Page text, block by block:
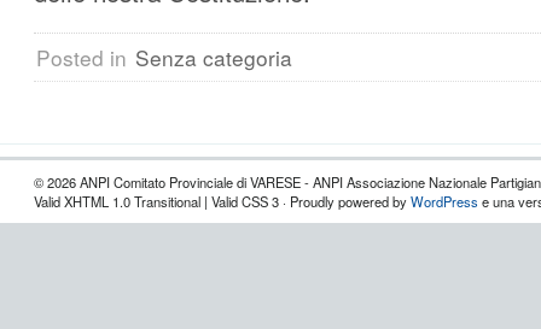
Posted in Senza categoria
© 2026 ANPI Comitato Provinciale di VARESE - ANPI Associazione Nazionale
Valid XHTML 1.0 Transitional | Valid CSS 3 · Proudly powered byWordPress e una